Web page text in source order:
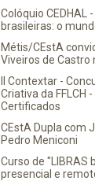
Colóquio CEDHAL
brasileiras: o
Métis/CEstA
Viveiros de Castro
II Contextar -
Criativa da FFLCH
Certificados
CEstA Dupla com
Pedro Meniconi
Curso de "LIBRAS
presencial e